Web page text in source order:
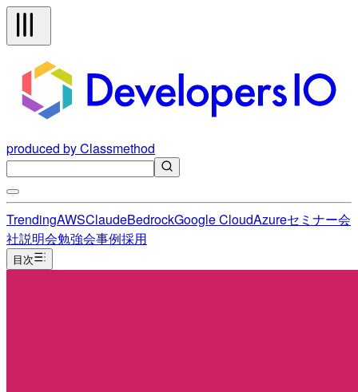
produced by Classmethod
TrendingAWSClaudeBedrockGoogle CloudAzureセミナー会
社説明会勉強会事例採用
目次